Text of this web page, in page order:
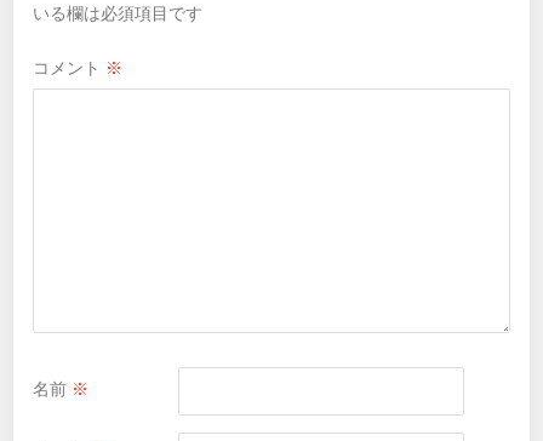
いる欄は必須項目です
コメント ※
名前 ※